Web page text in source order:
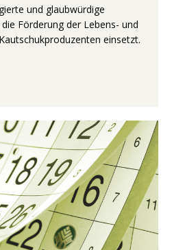
und glaubwürdige
Förderung der Lebens- und
einsetzt.